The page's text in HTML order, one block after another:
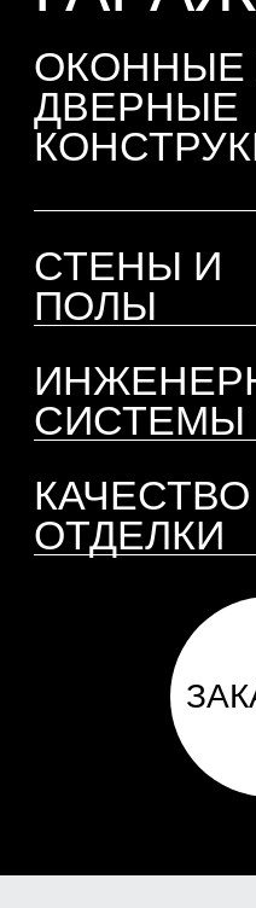
Проверка качества
оконечных устройств
Проверка сантехнических
ЭКСПЕРТИЗЫ
ГАРАЖА
ПО